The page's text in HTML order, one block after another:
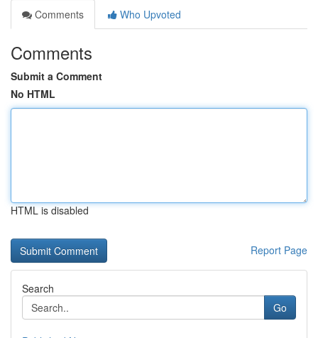
Comments
Who Upvoted
Comments
Submit a Comment
No HTML
HTML is disabled
Report Page
Search
Go